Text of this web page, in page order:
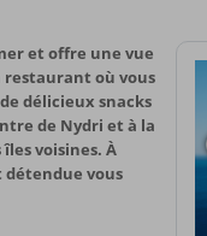
et offre une vue
restaurant où vous
délicieux snacks
de Nydri et à la
voisines. À
détendue vous